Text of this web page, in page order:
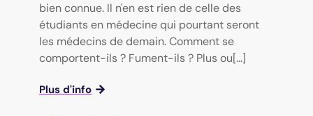
bien connue. Il n'en est rien de celle des
étudiants en médecine qui pourtant seront
les médecins de demain. Comment se
comportent-ils ? Fument-ils ? Plus ou[...]
Plus d'info